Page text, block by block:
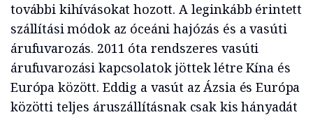
további kihívásokat hozott. A leginkább érintett
szállítási módok az óceáni hajózás és a vasúti
árufuvarozás. 2011 óta rendszeres vasúti
árufuvarozási kapcsolatok jöttek létre Kína és
Európa között. Eddig a vasút az Ázsia és Európa
közötti teljes áruszállításnak csak kis hányadát